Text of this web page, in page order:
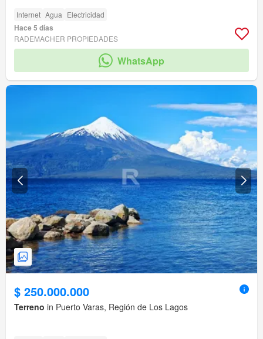
Internet Agua Electricidad
Hace 5 días
RADEMACHER PROPIEDADES
WhatsApp
$ 250.000.000
Terreno in Puerto Varas, Región de Los Lagos